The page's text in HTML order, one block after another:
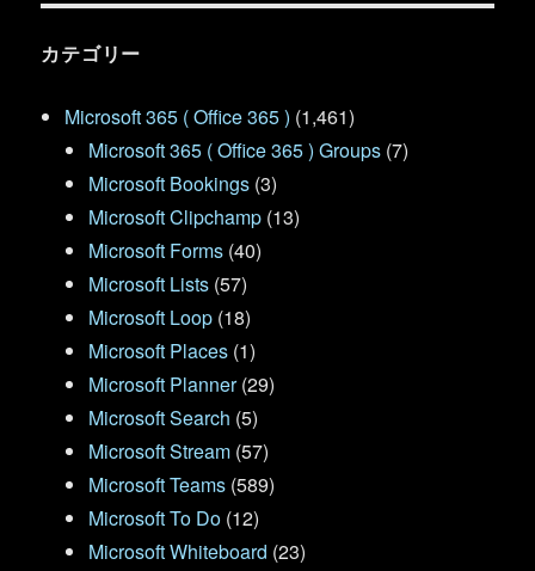
カテゴリー
Microsoft 365 ( Office 365 ) (1,461)
Microsoft 365 ( Office 365 ) Groups (7)
Microsoft Bookings (3)
Microsoft Clipchamp (13)
Microsoft Forms (40)
Microsoft Lists (57)
Microsoft Loop (18)
Microsoft Places (1)
Microsoft Planner(29)
Microsoft Search (5)
Microsoft Stream (57)
Microsoft Teams (589)
Microsoft To Do (12)
Microsoft Whiteboard (23)